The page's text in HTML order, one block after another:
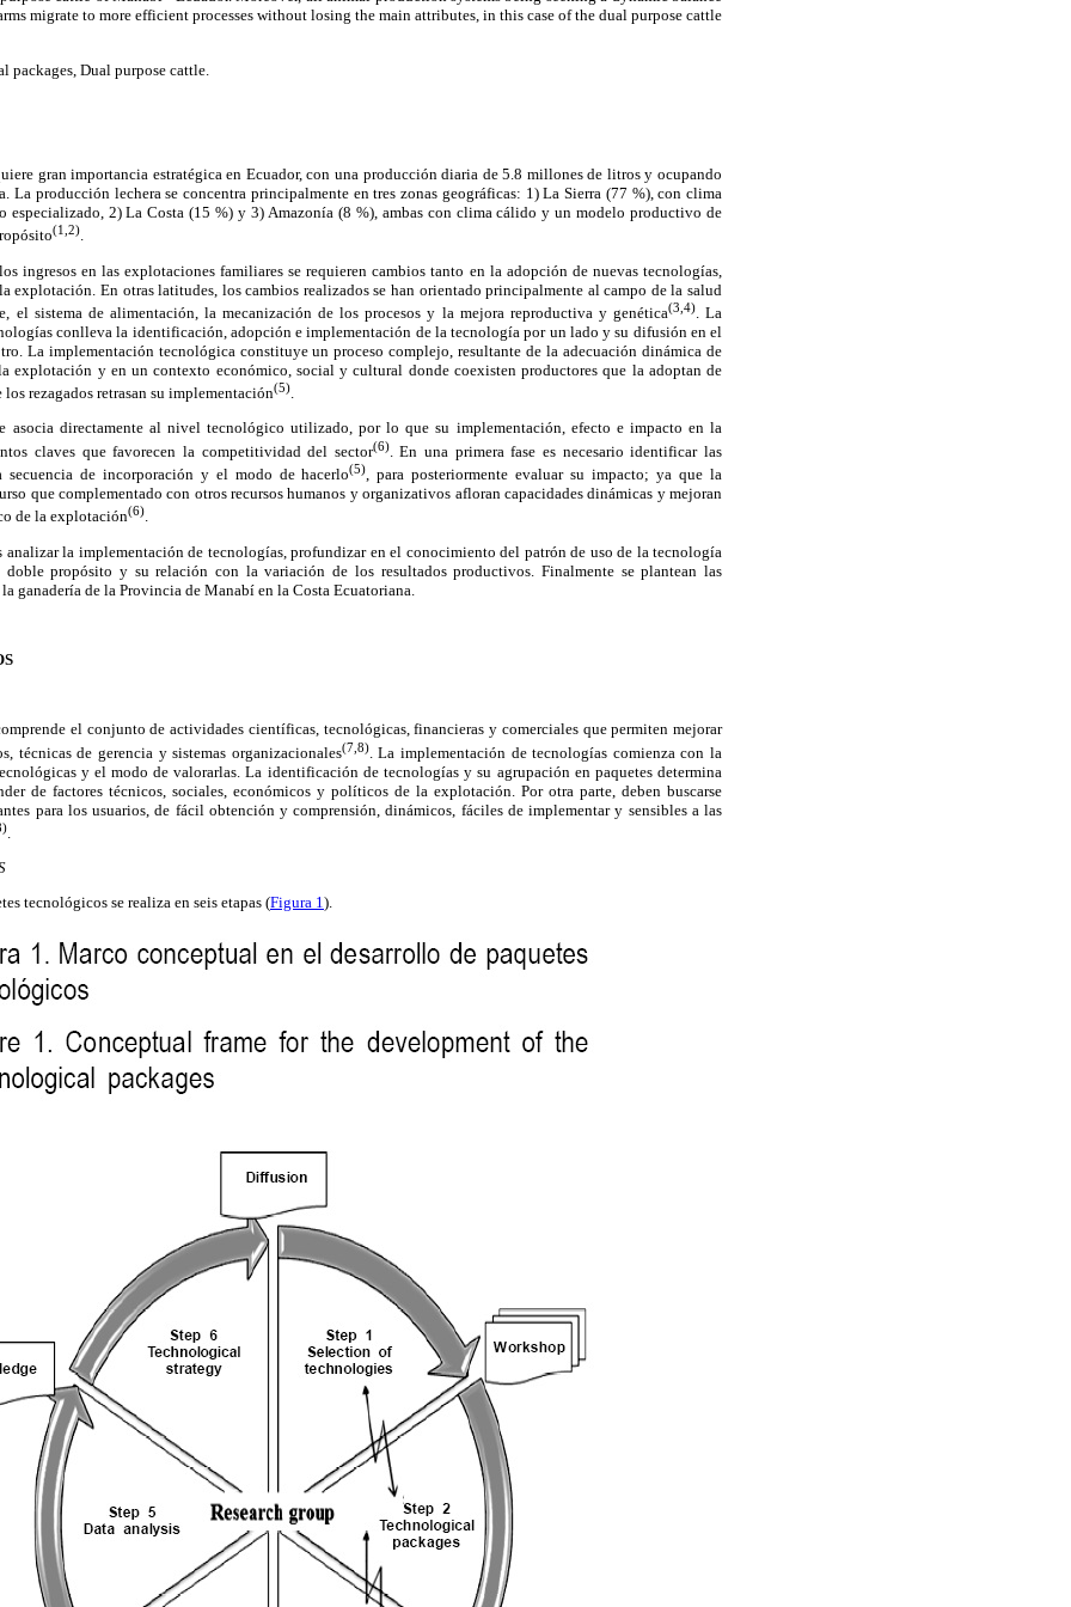
migrate to more efficient processes without losing the main attributes, in this case of the dual purpose cattle
packages, Dual purpose cattle.
gran importancia estratégica en Ecuador, con una producción diaria de 5.8 millones de litros y ocupando
La producción lechera se concentra principalmente en tres zonas geográficas: 1) La Sierra (77 %), con clima
especializado, 2) La Costa (15 %) y 3) Amazonía (8 %), ambas con clima cálido y un modelo productivo de
(1,2).
ingresos en las explotaciones familiares se requieren cambios tanto en la adopción de nuevas tecnologías,
explotación. En otras latitudes, los cambios realizados se han orientado principalmente al campo de la salud
el sistema de alimentación, la mecanización de los procesos y la mejora reproductiva y genética(3,4). La
conlleva la identificación, adopción e implementación de la tecnología por un lado y su difusión en el
La implementación tecnológica constituye un proceso complejo, resultante de la adecuación dinámica de
explotación y en un contexto económico, social y cultural donde coexisten productores que la adoptan de
rezagados retrasan su implementación(5).
asocia directamente al nivel tecnológico utilizado, por lo que su implementación, efecto e impacto en la
claves que favorecen la competitividad del sector(6). En una primera fase es necesario identificar las
secuencia de incorporación y el modo de hacerlo(5), para posteriormente evaluar su impacto; ya que la
que complementado con otros recursos humanos y organizativos afloran capacidades dinámicas y mejoran
de la explotación(6).
analizar la implementación de tecnologías, profundizar en el conocimiento del patrón de uso de la tecnología
doble propósito y su relación con la variación de los resultados productivos. Finalmente se plantean las
ganadería de la Provincia de Manabí en la Costa Ecuatoriana.
el conjunto de actividades científicas, tecnológicas, financieras y comerciales que permiten mejorar
técnicas de gerencia y sistemas organizacionales(7,8). La implementación de tecnologías comienza con la
y el modo de valorarlas. La identificación de tecnologías y su agrupación en paquetes determina
de factores técnicos, sociales, económicos y políticos de la explotación. Por otra parte, deben buscarse
para los usuarios, de fácil obtención y comprensión, dinámicos, fáciles de implementar y sensibles a las
.
tecnológicos se realiza en seis etapas (Figura 1).